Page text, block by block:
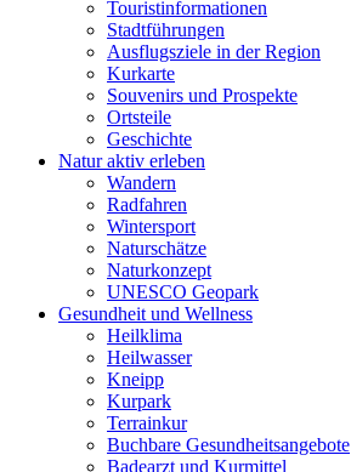
Touristinformationen
Stadtführungen
Ausflugsziele in der Region
Kurkarte
Souvenirs und Prospekte
Ortsteile
Geschichte
Natur aktiv erleben
Wandern
Radfahren
Wintersport
Naturschätze
Naturkonzept
UNESCO Geopark
Gesundheit und Wellness
Heilklima
Heilwasser
Kneipp
Kurpark
Terrainkur
Buchbare Gesundheitsangebote
Badearzt und Kurmittel